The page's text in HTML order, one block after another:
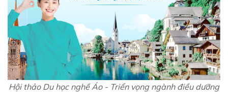
Hội thảo Du học nghề Áo - Triển vọng ngành điều dưỡng